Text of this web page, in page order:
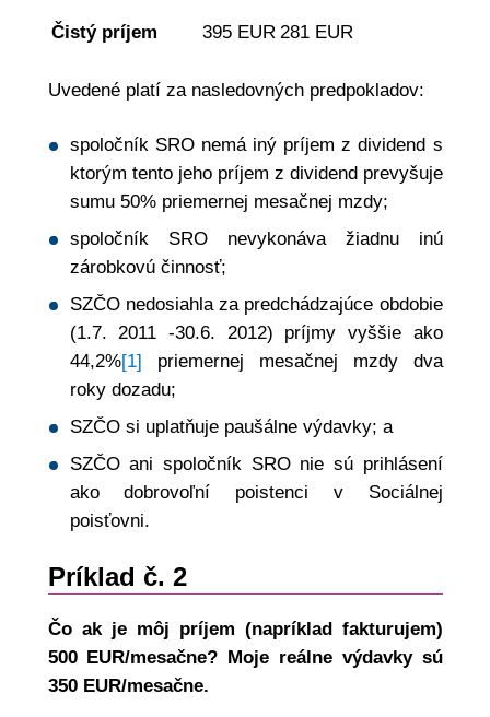
Čistý príjem 395 EUR 281 EUR
Uvedené platí za nasledovných predpokladov:
spoločník SRO nemá iný príjem z dividend s
ktorým tento jeho príjem z dividend prevyšuje
sumu 50% priemernej mesačnej mzdy;
spoločník SRO nevykonáva žiadnu inú
zárobkovú činnosť;
SZČO nedosiahla za predchádzajúce obdobie
(1.7. 2011 -30.6. 2012) príjmy vyššie ako
44,2%[1] priemernej mesačnej mzdy dva
roky dozadu;
SZČO si uplatňuje paušálne výdavky; a
SZČO ani spoločník SRO nie sú prihlásení
ako dobrovoľní poistenci v Sociálnej
poisťovni.
Príklad č. 2
Čo ak je môj príjem (napríklad fakturujem)
500 EUR/mesačne? Moje reálne výdavky sú
350 EUR/mesačne.